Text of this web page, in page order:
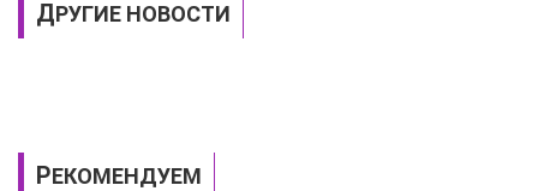
ДРУГИЕ НОВОСТИ
РЕКОМЕНДУЕМ